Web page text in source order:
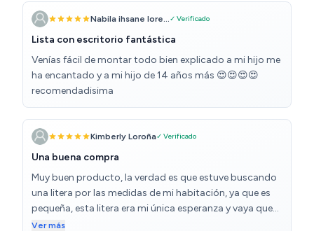
Nabila ihsane lore... ✓ Verificado
Lista con escritorio fantástica
Venías fácil de montar todo bien explicado a mi hijo me
ha encantado y a mi hijo de 14 años más 😍😍😍😍
recomendadisima
Kimberly Loroña✓ Verificado
Una buena compra
Muy buen producto, la verdad es que estuve buscando
una litera por las medidas de mi habitación, ya que es
pequeña, esta litera era mi única esperanza y vaya que
lo fue… no me arrepiento de la compra y el vendedor fue
Ver más